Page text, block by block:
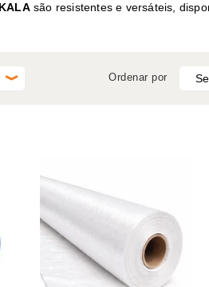
são resistentes e versáteis,
Ordenar por